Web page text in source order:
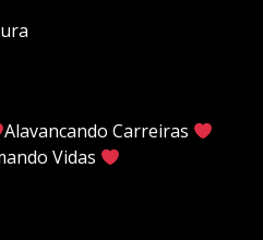
Alavancando Carreiras
Vidas